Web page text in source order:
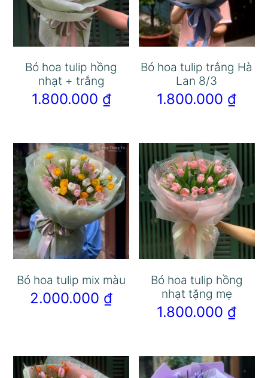
Bó hoa tulip hồng
nhạt + trắng
1.800.000 ₫
Bó hoa tulip trắng Hà
Lan 8/3
1.800.000 ₫
Bó hoa tulip mix màu
2.000.000 ₫
Bó hoa tulip hồng
nhạt tặng mẹ
1.800.000 ₫